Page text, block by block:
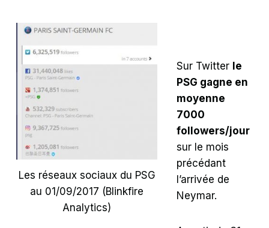
Les réseaux sociaux du PSG
au 01/09/2017 (Blinkfire
Analytics)
Sur Twitter le
PSG gagne en
moyenne
7000
followers/jour
sur le mois
précédant
l’arrivée de
Neymar.